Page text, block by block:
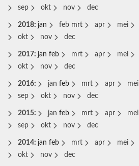
sep
okt nov dec
2018: jan feb mrt apr mei
okt
nov dec
2017: jan feb mrt apr mei
okt
nov dec
2016: jan feb mrt apr mei
sep
okt nov dec
2015: jan feb mrt apr mei
sep
okt nov dec
2014: jan feb mrt apr mei
okt
nov dec